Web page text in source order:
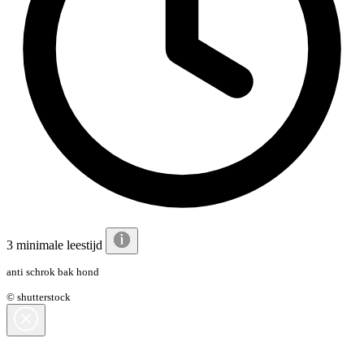
3 minimale leestijd
anti schrok bak hond
© shutterstock